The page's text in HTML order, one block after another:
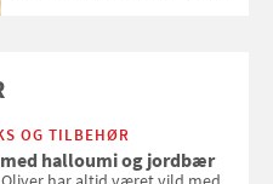
OG TILBEHØR
halloumi og jordbær